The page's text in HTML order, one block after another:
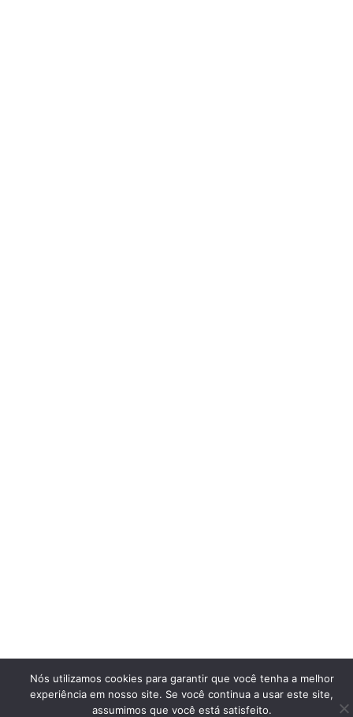
Nós utilizamos cookies para garantir que você tenha a melhor
experiência em nosso site. Se você continua a usar este site,
assumimos que você está satisfeito.